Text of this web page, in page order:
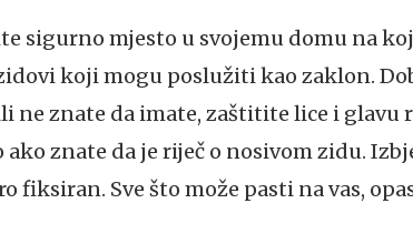
sigurno mjesto u svojemu domu na
koji mogu poslužiti kao zaklon.
ne znate da imate, zaštitite lice i
znate da je riječ o nosivom zidu.
fiksiran. Sve što može pasti na vas,